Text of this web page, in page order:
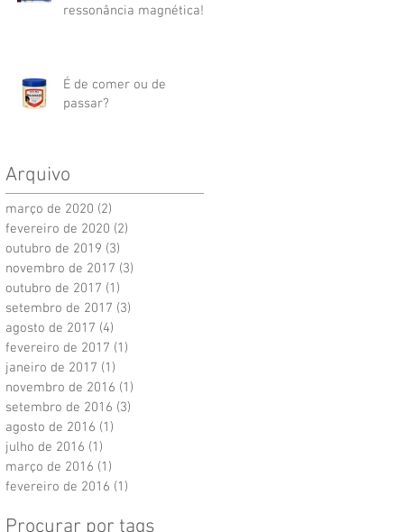
ressonância magnética!
É de comer ou de
passar?
Arquivo
março de 2020 (2)
fevereiro de 2020 (2)
outubro de 2019 (3)
novembro de 2017 (3)
outubro de 2017 (1)
setembro de 2017 (3)
agosto de 2017 (4)
fevereiro de 2017 (1)
janeiro de 2017 (1)
novembro de 2016 (1)
setembro de 2016 (3)
agosto de 2016 (1)
julho de 2016 (1)
março de 2016 (1)
fevereiro de 2016 (1)
Procurar por tags